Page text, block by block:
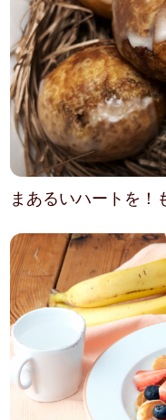
まあるいハートを！